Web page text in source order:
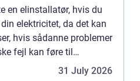
en elinstallatør, hvis du
elektricitet, da det kan
hvis sådanne problemer
fejl kan føre til
strømafbrydelser, b...
31 July 2026